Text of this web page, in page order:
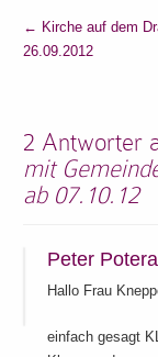
← Kirche auf dem
26.09.2012
2 Antworter
mit
ab 07.10.12
Peter
Hallo Frau
einfach gesagt